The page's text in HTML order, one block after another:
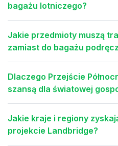
bagażu lotniczego?
Jakie przedmioty muszą
zamiast do bagażu
Dlaczego Przejście
szansą dla światowej
Jakie kraje i regiony
projekcie Landbridge?